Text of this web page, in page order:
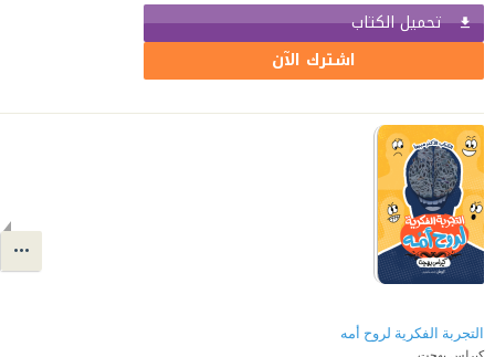
تحميل الكتاب
اشترك الآن
التجربة الفكرية لروح أمه